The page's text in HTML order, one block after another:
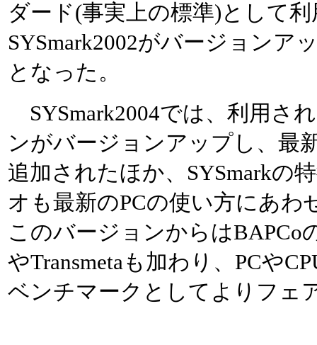
ダード(事実上の標準)として
SYSmark2002がバージョンア
となった。
SYSmark2004では、利用さ
ンがバージョンアップし、最
追加されたほか、SYSmarkの
オも最新のPCの使い方にあわ
このバージョンからはBAPCo
やTransmetaも加わり、PCや
ベンチマークとしてよりフェ